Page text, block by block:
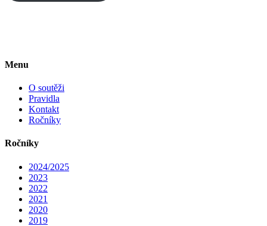
Menu
O soutěži
Pravidla
Kontakt
Ročníky
Ročníky
2024/2025
2023
2022
2021
2020
2019